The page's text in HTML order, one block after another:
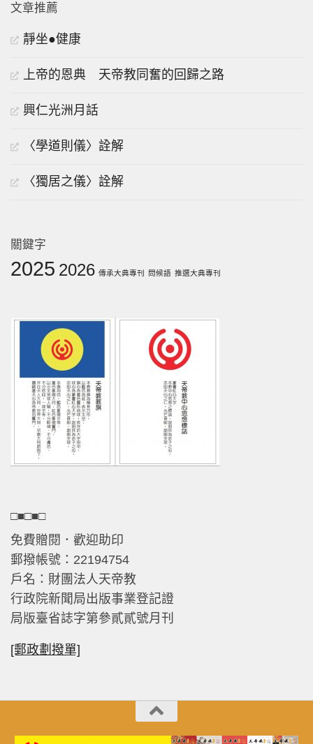
文章推薦
靜坐●健康
上帝的恩典 天帝教同奮的回歸之路
興仁光洲月話
〈學道則儀〉詮解
〈獨居之儀〉詮解
關鍵字
2025 2026 傳承大典專刊 問候語 推選大典專刊
□■□■□
免費贈閱．歡迎助印
郵撥帳號：22194754
戶名：財團法人天帝教
行政院新聞局出版事業登記證
局版臺省誌字第參貳貳號月刊
[郵政劃撥單]